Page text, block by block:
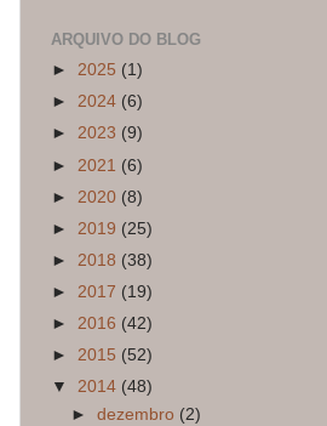
ARQUIVO DO BLOG
► 2025 (1)
► 2024 (6)
► 2023 (9)
► 2021 (6)
► 2020 (8)
► 2019 (25)
► 2018 (38)
► 2017 (19)
► 2016 (42)
► 2015 (52)
▼ 2014 (48)
►dezembro (2)